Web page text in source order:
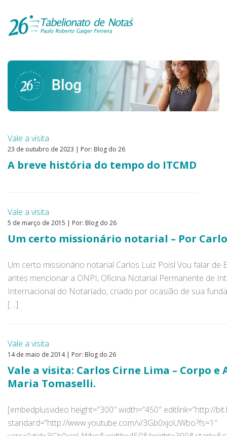
Vale a visita
23 de outubro de 2023 | Por: Blog do 26
A breve história do tempo do ITCMD
Vale a visita
5 de março de 2015 | Por: Blog do 26
Um certo missionário notarial – Por
Um certo missionário notarial Carlos Luiz Poisl Vou falar
antes mencionar a ONPI, Oficina Notarial Permanente de
Internacional do Notariado, criado por ocasião de sua
[…]
Vale a visita
14 de maio de 2014 | Por: Blog do 26
Vale a visita: Carlos Cirne Lima – Corpo
Maria Tomaselli.
[embedplusvideo height=”300″ width=”450″ editlink=”http://
standard=”http://www.youtube.com/v/3Gb0xjoUWbo?fs=1″